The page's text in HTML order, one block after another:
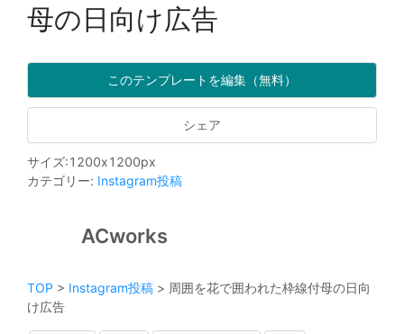
母の日向け広告
このテンプレートを編集（無料）
シェア
サイズ:1200x1200px
カテゴリー: Instagram投稿
ACworks
TOP > Instagram投稿 > 周囲を花で囲われた枠線付母の日向
け広告